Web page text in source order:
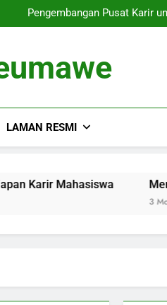
Pengembangan Pusat Karir
Memperbaiki Standar
Pengembangan Pusat Karir
Memperbaiki Standar
LAMAN RESMI
Mahasiswa
3 Months Ago